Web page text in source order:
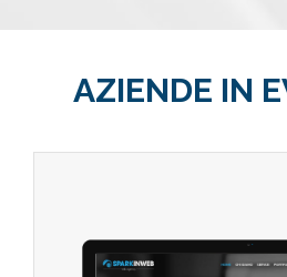
AZIENDE IN